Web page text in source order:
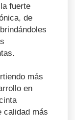
fuerte
de
más
en
calidad más